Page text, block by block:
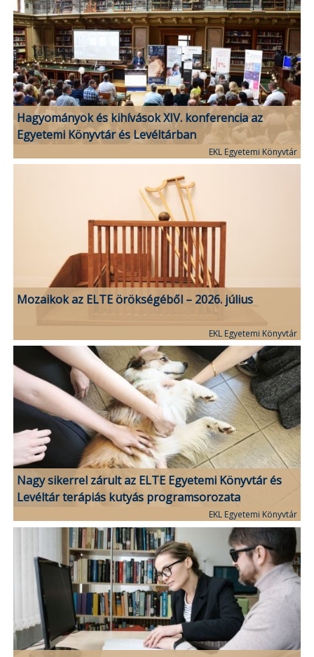
Hagyományok és kihívások XIV. konferencia az
Egyetemi Könyvtár és Levéltárban
EKL Egyetemi Könyvtár
Mozaikok az ELTE örökségéből – 2026. július
EKL Egyetemi Könyvtár
Nagy sikerrel zárult az ELTE Egyetemi Könyvtár és
Levéltár terápiás kutyás programsorozata
EKL Egyetemi Könyvtár